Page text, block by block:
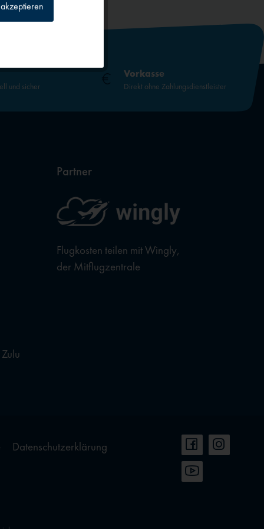
und sicher
Vorkasse
Direkt ohne Zahlungsdienstleister
Partner
Flugkosten teilen mit Wingly,
der Mitflugzentrale
Datenschutzerklärung
Inaktiv